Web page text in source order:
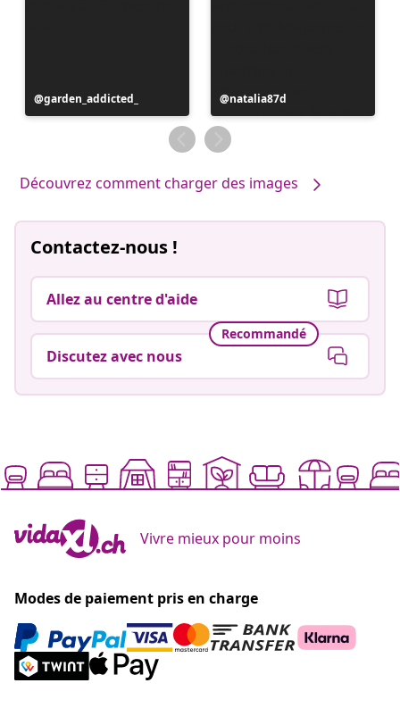
Publication
publiée
garden_addicted_
Publication
publiée
par
natalia87d
Découvrez comment charger des images
Contactez-nous !
Allez au centre d'aide
Recommandé
Discutez avec nous
Vivre mieux pour moins
Modes de paiement pris en charge